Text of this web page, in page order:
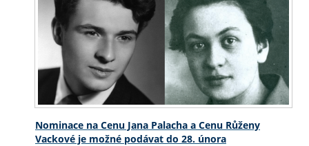
Nominace na Cenu Jana Palacha a Cenu Růženy
Vackové je možné podávat do 28. února